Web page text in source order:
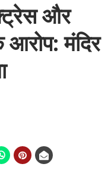
और
आरोप: मंदिर